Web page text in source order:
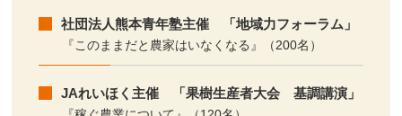
社団法人熊本青年塾主催 「地域力フォーラム」
『このままだと農家はいなくなる』（200名）
JAれいほく主催 「果樹生産者大会 基調講演」